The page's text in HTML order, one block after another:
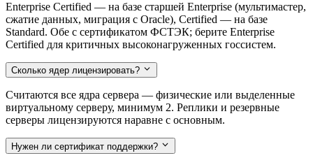
Enterprise Certified — на базе старшей Enterprise (мультимастер,
сжатие данных, миграция с Oracle), Certified — на базе
Standard. Обе с сертификатом ФСТЭК; берите Enterprise
Certified для критичных высоконагруженных госсистем.
Сколько ядер лицензировать?
Считаются все ядра сервера — физические или выделенные
виртуальному серверу, минимум 2. Реплики и резервные
серверы лицензируются наравне с основным.
Нужен ли сертификат поддержки?